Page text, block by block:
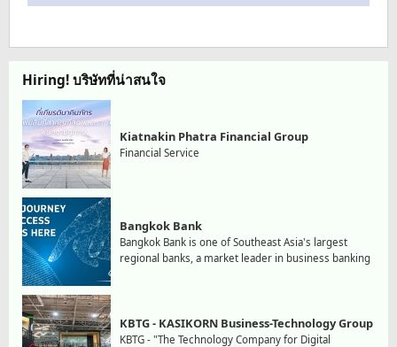
Hiring! บริษัทที่น่าสนใจ
Kiatnakin Phatra Financial Group
Financial Service
Bangkok Bank
Bangkok Bank is one of Southeast Asia's largest
regional banks, a market leader in business banking
KBTG - KASIKORN Business-Technology Group
KBTG - "The Technology Company for Digital